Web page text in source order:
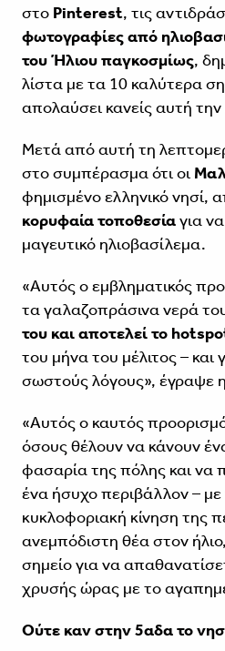
στο Pinterest, τις
φωτογραφίες από
του Ήλιου παγκοσμίως,
λίστα με τα 10 καλύτερα
απολαύσει κανείς αυτή
Μετά από αυτή τη
στο συμπέρασμα ότι οι
φημισμένο ελληνικό νησί,
κορυφαία τοποθεσίαγια
μαγευτικό ηλιοβασίλεμα.
«Αυτός ο εμβληματικός
τα γαλαζοπράσινα νερά
του και αποτελεί το
του μήνα του μέλιτος – και
σωστούς λόγους», έγραψε
«Αυτός ο καυτός
όσους θέλουν να κάνουν
φασαρία της πόλης και να
ένα ήσυχο περιβάλλον –
κυκλοφοριακή κίνηση της
ανεμπόδιστη θέα στον
σημείο για να
χρυσής ώρας με το
Ούτε καν στην 5αδα το